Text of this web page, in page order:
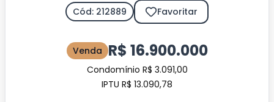
Cód: 212889 Favoritar
Venda R$ 16.900.000
Condomínio R$ 3.091,00
IPTU R$ 13.090,78